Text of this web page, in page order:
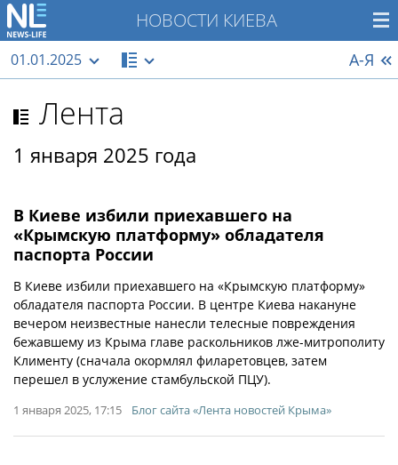
НОВОСТИ КИЕВА
01.01.2025 А-Я
Лента
1 января 2025 года
В Киеве избили приехавшего на
«Крымскую платформу» обладателя
паспорта России
В Киеве избили приехавшего на «Крымскую платформу»
обладателя паспорта России. В центре Киева накануне
вечером неизвестные нанесли телесные повреждения
бежавшему из Крыма главе раскольников лже-митрополиту
Клименту (сначала окормлял филаретовцев, затем
перешел в услужение стамбульской ПЦУ).
1 января 2025, 17:15 Блог сайта «Лента новостей Крыма»